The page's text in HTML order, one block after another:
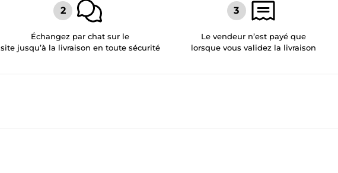
Échangez par chat sur le
site jusqu’à la livraison en toute sécurité
Le vendeur n’est payé que
lorsque vous validez la livraison